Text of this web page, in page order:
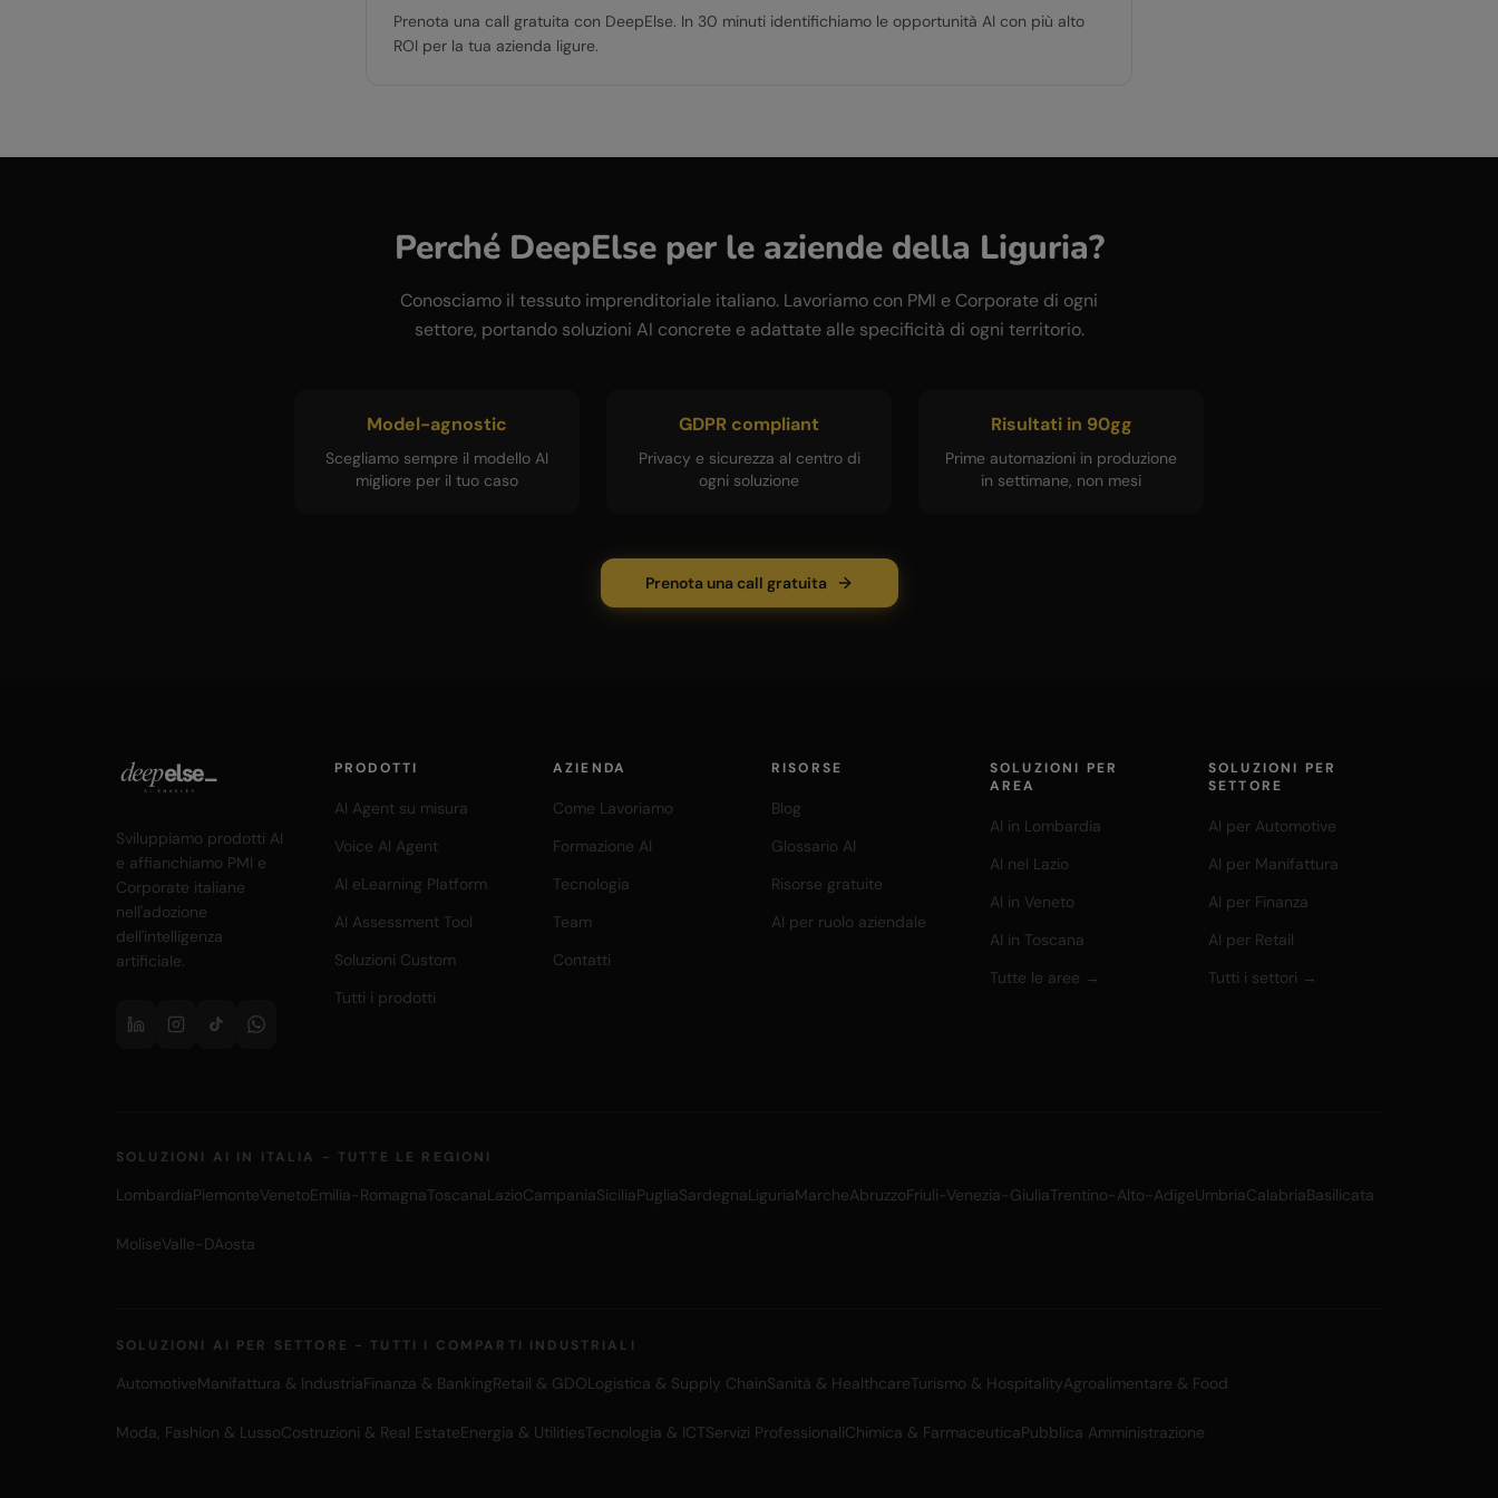
Prenota una call gratuita con DeepElse. In 30 minuti identifichiamo le opportunità AI con più alto
ROI per la tua azienda ligure.
Perché DeepElse per le aziende della Liguria?
Conosciamo il tessuto imprenditoriale italiano. Lavoriamo con PMI e Corporate di ogni
settore, portando soluzioni AI concrete e adattate alle specificità di ogni territorio.
Model-agnostic
Scegliamo sempre il modello AI
migliore per il tuo caso
GDPR compliant
Privacy e sicurezza al centro di
ogni soluzione
Risultati in 90gg
Prime automazioni in produzione
in settimane, non mesi
Prenota una call gratuita
Sviluppiamo prodotti AI
e affianchiamo PMI e
Corporate italiane
nell'adozione
dell'intelligenza
artificiale.
PRODOTTI
AI Agent su misura
Voice AI Agent
AI eLearning Platform
AI Assessment Tool
Soluzioni Custom
Tutti i prodotti
AZIENDA
Come Lavoriamo
Formazione AI
Tecnologia
Team
Contatti
RISORSE
Blog
Glossario AI
Risorse gratuite
AI per ruolo aziendale
SOLUZIONI PER
AREA
AI in Lombardia
AI nel Lazio
AI in Veneto
AI in Toscana
Tutte le aree →
SOLUZIONI PER
SETTORE
AI per Automotive
AI per Manifattura
AI per Finanza
AI per Retail
Tutti i settori →
SOLUZIONI AI IN ITALIA - TUTTE LE REGIONI
LombardiaPiemonteVenetoEmilia-RomagnaToscanaLazioCampaniaSiciliaPugliaSardegnaLiguriaMarcheAbruzzoFriuli-Venezia-GiuliaTrentino-Alto-AdigeUmbriaCalabriaBasilicata
MoliseValle-DAosta
SOLUZIONI AI PER SETTORE - TUTTI I COMPARTI INDUSTRIALI
AutomotiveManifattura & IndustriaFinanza & BankingRetail & GDOLogistica & Supply ChainSanità & HealthcareTurismo & HospitalityAgroalimentare & Food
Moda, Fashion & LussoCostruzioni & Real EstateEnergia & UtilitiesTecnologia & ICTServizi ProfessionaliChimica & FarmaceuticaPubblica Amministrazione